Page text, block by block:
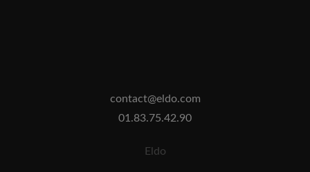
contact@eldo.com
01.83.75.42.90
Eldo